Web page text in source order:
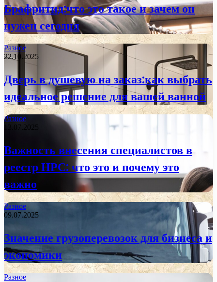
Брафритид:что это такое и зачем он
нужен сегодня
Разное
22.10.2025
Дверь в душевую на заказ:как выбрать
идеальное решение для вашей ванной
Разное
13.07.2025
Важность внесения специалистов в
реестр НРС: что это и почему это
важно
Разное
09.07.2025
Значение грузоперевозок для бизнеса и
экономики
Разное